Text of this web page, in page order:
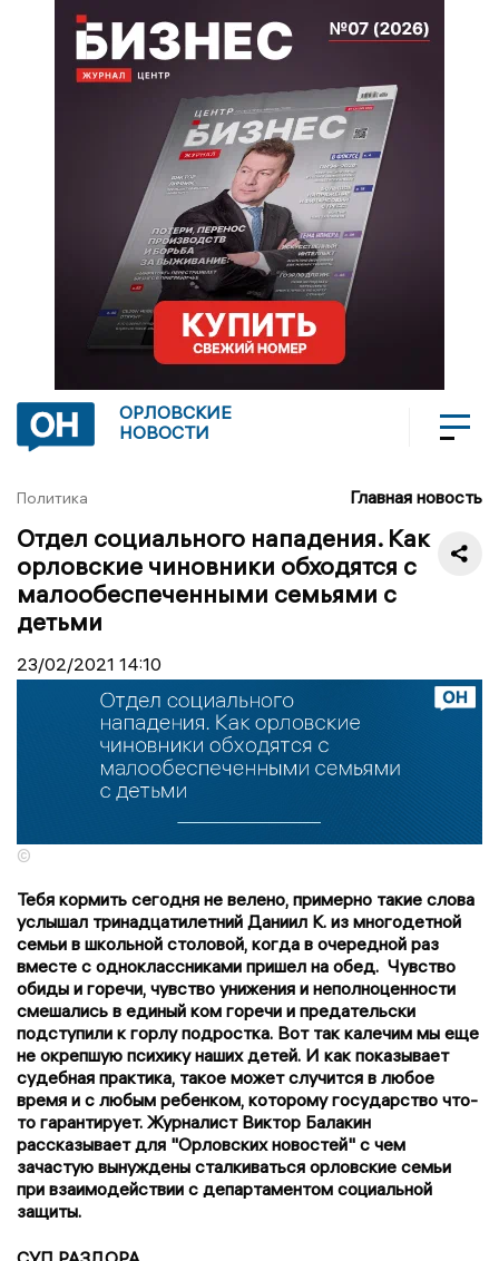
ОРЛОВСКИЕ
НОВОСТИ
Политика Главная новость
Отдел социального нападения. Как
орловские чиновники обходятся с
малообеспеченными семьями с
детьми
23/02/2021 14:10
©
Тебя кормить сегодня не велено, примерно такие слова
услышал тринадцатилетний Даниил К. из многодетной
семьи в школьной столовой, когда в очередной раз
вместе с одноклассниками пришел на обед. Чувство
обиды и горечи, чувство унижения и неполноценности
смешались в единый ком горечи и предательски
подступили к горлу подростка. Вот так калечим мы еще
не окрепшую психику наших детей. И как показывает
судебная практика, такое может случится в любое
время и с любым ребенком, которому государство что-
то гарантирует. Журналист Виктор Балакин
рассказывает для "Орловских новостей" с чем
зачастую вынуждены сталкиваться орловские семьи
при взаимодействии с департаментом социальной
защиты.